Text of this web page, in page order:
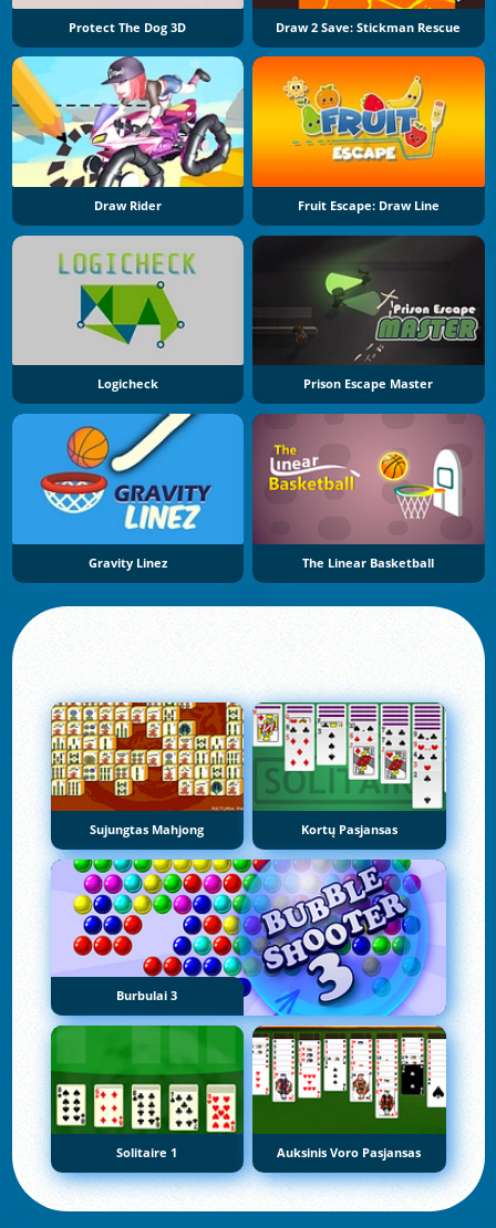
Protect The Dog 3D Draw 2 Save: Stickman Rescue
Draw Rider Fruit Escape: Draw Line
Logicheck Prison Escape Master
Gravity Linez The Linear Basketball
Sujungtas Mahjong Kortų Pasjansas
Burbulai 3
Solitaire 1 Auksinis Voro Pasjansas